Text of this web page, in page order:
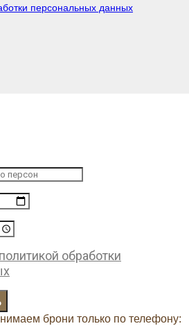
персональных данных
политикой обработки
брони только по телефону: